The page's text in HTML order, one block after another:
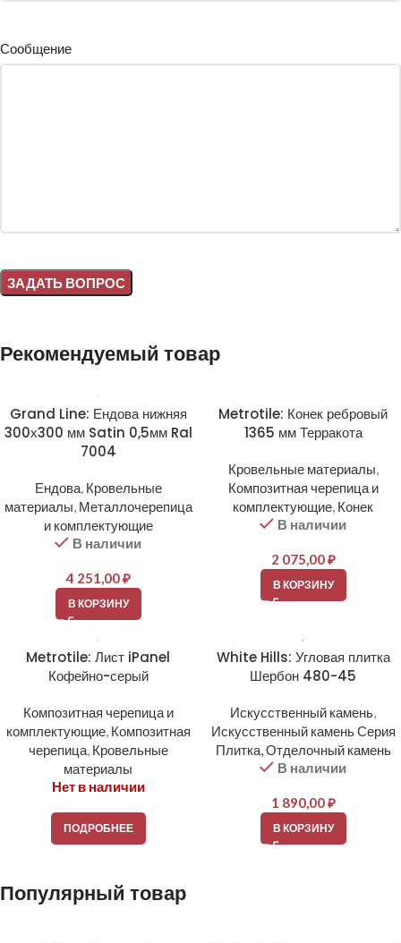
Сообщение
Рекомендуемый товар
Grand Line: Ендова нижняя
300х300 мм Satin 0,5мм Ral
7004
Ендова, Кровельные
материалы, Металлочерепица
и комплектующие
В наличии
4 251,00₽
В КОРЗИНУ
Metrotile: Конек ребровый
1365 мм Терракота
Кровельные материалы,
Композитная черепица и
комплектующие, Конек
В наличии
2 075,00₽
В КОРЗИНУ
Metrotile: Лист iPanel
Кофейно-серый
Композитная черепица и
комплектующие, Композитная
черепица, Кровельные
материалы
Нет в наличии
ПОДРОБНЕЕ
White Hills: Угловая плитка
Шербон 480-45
Искусственный камень,
Искусственный камень Серия
Плитка, Отделочный камень
В наличии
1 890,00₽
В КОРЗИНУ
Популярный товар